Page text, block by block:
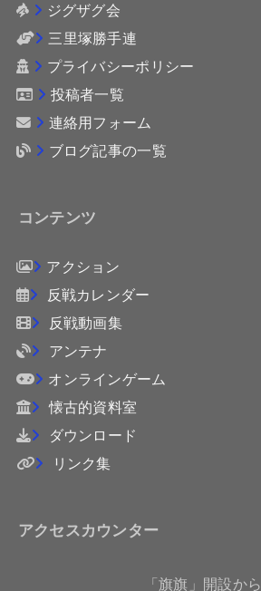
ジグザグ会
三里塚勝手連
プライバシーポリシー
投稿者一覧
連絡用フォーム
ブログ記事の一覧
コンテンツ
アクション
反戦カレンダー
反戦動画集
アンテナ
オンラインゲーム
懐古的資料室
ダウンロード
リンク集
アクセスカウンター
「旗旗」開設から